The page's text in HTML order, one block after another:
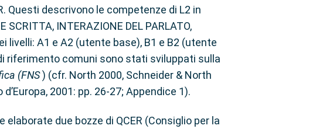
Questi descrivono le competenze di L2 in
INTERAZIONE DEL PARLATO,
livelli: A1 e A2 (utente base), B1 e B2 (utente
riferimento comuni sono stati sviluppati sulla
(FNS) (cfr. North 2000, Schneider & North
2001: pp. 26-27; Appendice 1).
elaborate due bozze di QCER (Consiglio per la